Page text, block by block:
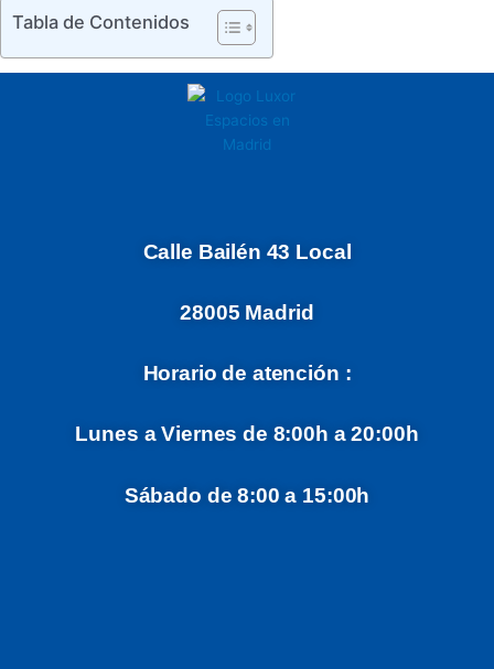
Tabla de Contenidos
Calle Bailén 43 Local
28005 Madrid
Horario de atención :
Lunes a Viernes de 8:00h a 20:00h
Sábado de 8:00 a 15:00h